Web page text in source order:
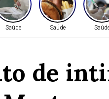
Saúde Saúde
de